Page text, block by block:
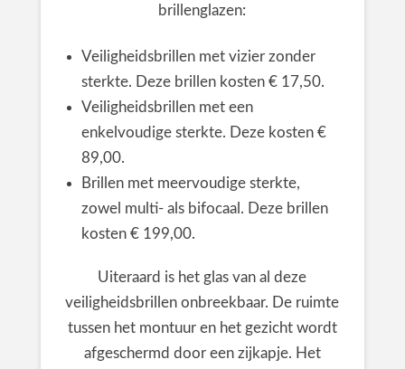
brillenglazen:
Veiligheidsbrillen met vizier zonder
sterkte. Deze brillen kosten € 17,50.
Veiligheidsbrillen met een
enkelvoudige sterkte. Deze kosten €
89,00.
Brillen met meervoudige sterkte,
zowel multi- als bifocaal. Deze brillen
kosten € 199,00.
Uiteraard is het glas van al deze
veiligheidsbrillen onbreekbaar. De ruimte
tussen het montuur en het gezicht wordt
afgeschermd door een zijkapje. Het